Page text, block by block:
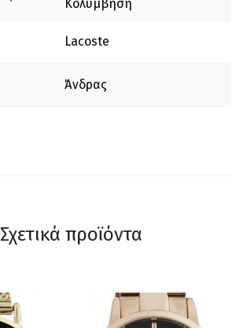
Κολύμβηση
Lacoste
Άνδρας
Σχετικά προϊόντα